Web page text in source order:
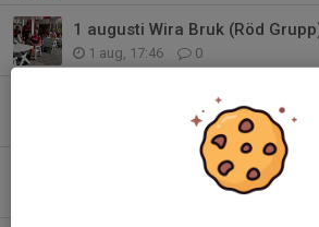
1 augusti Wira Bruk (Röd
1 aug, 17:46 0
2
SMACK fyller 50 år – boka den